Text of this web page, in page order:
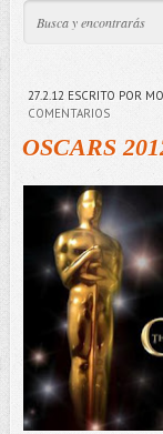
27.2.12 ESCRITO POR
COMENTARIOS
OSCARS